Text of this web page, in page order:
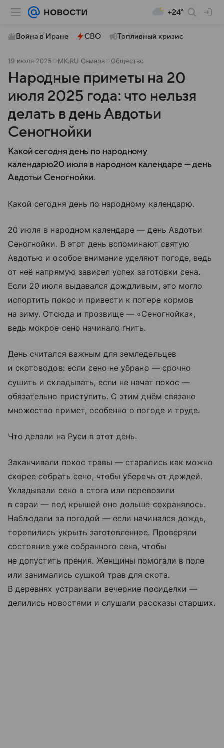
+24°
Война в Иране СВО Топливный кризис
19 июля 2025 МК.RU Самара Общество
Народные приметы на 20
июля 2025 года: что нельзя
делать в день Авдотьи
Сеногнойки
Какой сегодня день по народному
календарю20 июля в народном календаре — день
Авдотьи Сеногнойки.
Какой сегодня день по народному календарю.
20 июля в народном календаре — день Авдотьи
Сеногнойки. В этот день вспоминают святую
Авдотью и особое внимание уделяют погоде, ведь
от неё напрямую зависел успех заготовки сена.
Если 20 июля выдавался дождливым, это могло
испортить покос и привести к потере кормов
на зиму. Отсюда и прозвище — «Сеногнойка»,
ведь мокрое сено начинало гнить.
День считался важным для земледельцев
и скотоводов: если сено не убрано — срочно
сушить и складывать, если не начат покос —
обязательно приступить. С этим днём связано
множество примет, особенно о погоде и труде.
Что делали на Руси в этот день.
Заканчивали покос травы — старались как можно
скорее собрать сено, чтобы уберечь от дождей.
Укладывали сено в стога или перевозили
в сараи — под крышей оно дольше сохранялось.
Наблюдали за погодой — если начинался дождь,
торопились укрыть заготовленное. Проверяли
состояние уже собранного сена, чтобы
не допустить прения. Женщины помогали в поле
или занимались сушкой трав для скота.
В деревнях устраивали вечерние посиделки —
делились новостями и слушали рассказы старших.